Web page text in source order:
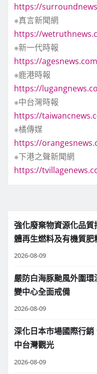
https://
※真言新聞網
https://
※新一代時報
https://
※鹿港時報
https://
※中台灣時報
https://
※橘傳媒
https://
※下港之聲新聞網
https://
強化廢棄物資源化品
體再生燃料及有機質肥
2026-08-09
嚴防白海豚颱風外圍
變中心全面戒備
2026-08-09
深化日本市場國際行
中台灣觀光
2026-08-09